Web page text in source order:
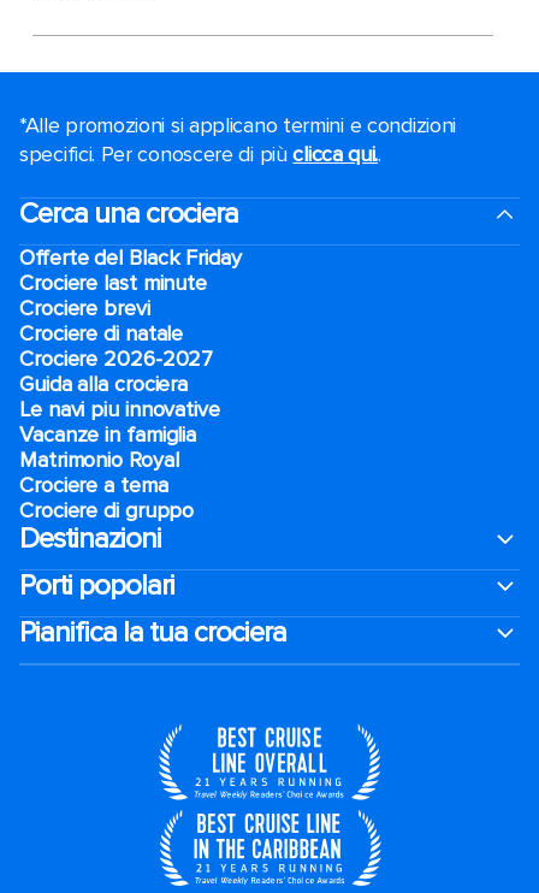
*Alle promozioni si applicano termini e condizioni
specifici. Per conoscere di piùclicca qui..
Cerca una crociera
Offerte del Black Friday
Crociere last minute
Crociere brevi​
Crociere di natale​
Crociere 2026-2027
Guida alla crociera
Le navi piu innovative
Vacanze in famiglia
Matrimonio Royal
Crociere a tema
Crociere di gruppo
Destinazioni
Porti popolari
Pianifica la tua crociera